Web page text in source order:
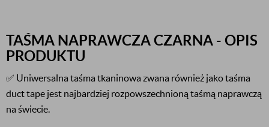
TAŚMA NAPRAWCZA CZARNA - OPIS
PRODUKTU
✅ Uniwersalna taśma tkaninowa zwana również jako taśma
duct tape jest najbardziej rozpowszechnioną taśmą naprawczą
na świecie.